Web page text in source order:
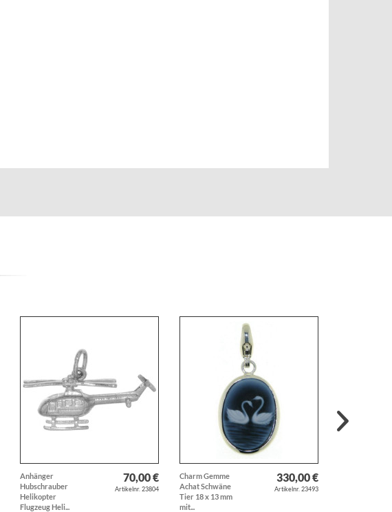
Anhänger
Hubschrauber
Helikopter
Flugzeug Heli...
70,00 €
Artikelnr. 23804
Charm Gemme
Achat Schwäne
Tier 18 x 13 mm
mit...
330,00 €
Artikelnr. 23493